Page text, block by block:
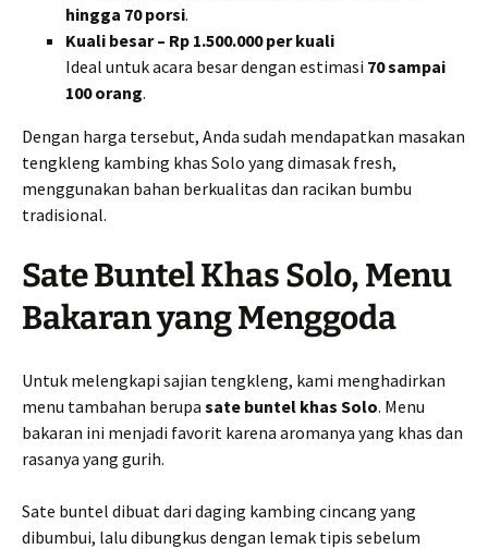
hingga 70 porsi.
Kuali besar – Rp 1.500.000 per kuali
Ideal untuk acara besar dengan estimasi 70 sampai
100 orang.
Dengan harga tersebut, Anda sudah mendapatkan masakan
tengkleng kambing khas Solo yang dimasak fresh,
menggunakan bahan berkualitas dan racikan bumbu
tradisional.
Sate Buntel Khas Solo, Menu
Bakaran yang Menggoda
Untuk melengkapi sajian tengkleng, kami menghadirkan
menu tambahan berupa sate buntel khas Solo. Menu
bakaran ini menjadi favorit karena aromanya yang khas dan
rasanya yang gurih.
Sate buntel dibuat dari daging kambing cincang yang
dibumbui, lalu dibungkus dengan lemak tipis sebelum